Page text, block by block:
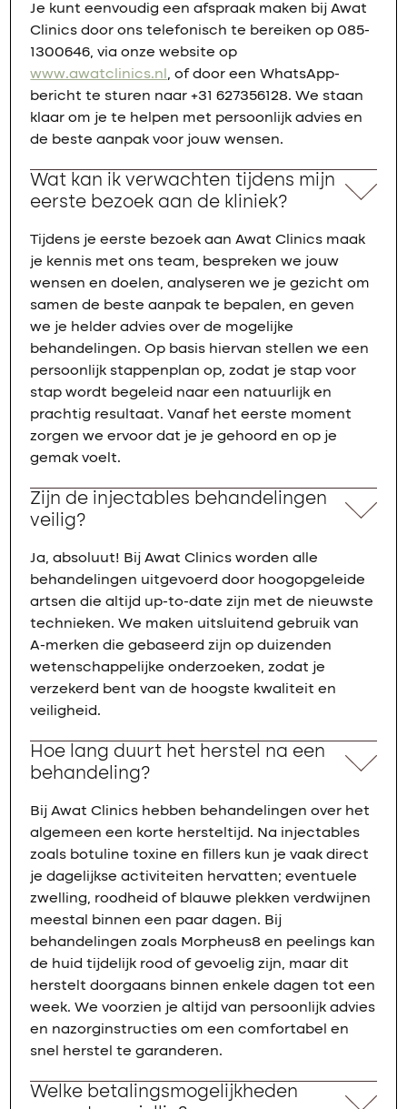
Je kunt eenvoudig een afspraak maken bij Awat
Clinics door ons telefonisch te bereiken op 085-
1300646, via onze website op
www.awatclinics.nl , of door een WhatsApp-
bericht te sturen naar +31 627356128. We staan
klaar om je te helpen met persoonlijk advies en
de beste aanpak voor jouw wensen.
Wat kan ik verwachten tijdens mijn
eerste bezoek aan de kliniek?
Tijdens je eerste bezoek aan Awat Clinics maak
je kennis met ons team, bespreken we jouw
wensen en doelen, analyseren we je gezicht om
samen de beste aanpak te bepalen, en geven
we je helder advies over de mogelijke
behandelingen. Op basis hiervan stellen we een
persoonlijk stappenplan op, zodat je stap voor
stap wordt begeleid naar een natuurlijk en
prachtig resultaat. Vanaf het eerste moment
zorgen we ervoor dat je je gehoord en op je
gemak voelt.
Zijn de injectables behandelingen
veilig?
Ja, absoluut! Bij Awat Clinics worden alle
behandelingen uitgevoerd door hoogopgeleide
artsen die altijd up-to-date zijn met de nieuwste
technieken. We maken uitsluitend gebruik van
A-merken die gebaseerd zijn op duizenden
wetenschappelijke onderzoeken, zodat je
verzekerd bent van de hoogste kwaliteit en
veiligheid.
Hoe lang duurt het herstel na een
behandeling?
Bij Awat Clinics hebben behandelingen over het
algemeen een korte hersteltijd. Na injectables
zoals botuline toxine en fillers kun je vaak direct
je dagelijkse activiteiten hervatten; eventuele
zwelling, roodheid of blauwe plekken verdwijnen
meestal binnen een paar dagen. Bij
behandelingen zoals Morpheus8 en peelings kan
de huid tijdelijk rood of gevoelig zijn, maar dit
herstelt doorgaans binnen enkele dagen tot een
week. We voorzien je altijd van persoonlijk advies
en nazorginstructies om een comfortabel en
snel herstel te garanderen.
Welke betalingsmogelijkheden